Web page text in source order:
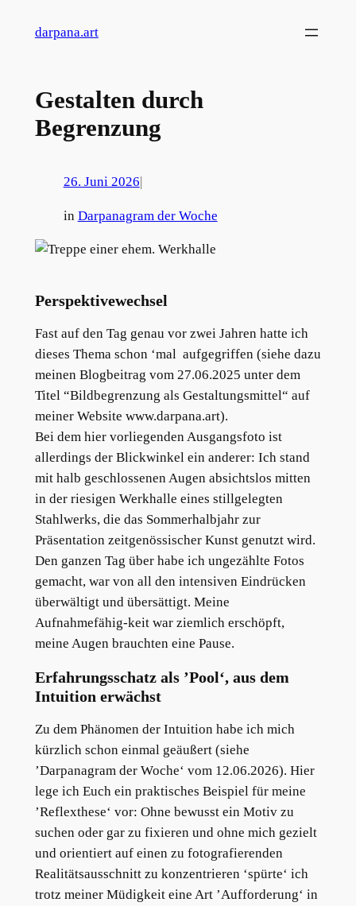
Inhaltdarpana.art
Gestalten durch
Begrenzung
26. Juni 2026|
in Darpanagram der Woche
Perspektivewechsel
Fast auf den Tag genau vor zwei Jahren hatte ich
dieses Thema schon ‘mal aufgegriffen (siehe dazu
meinen Blogbeitrag vom 27.06.2025 unter dem
Titel “Bildbegrenzung als Gestaltungsmittel“ auf
meiner Website www.darpana.art).
Bei dem hier vorliegenden Ausgangsfoto ist
allerdings der Blickwinkel ein anderer: Ich stand
mit halb geschlossenen Augen absichtslos mitten
in der riesigen Werkhalle eines stillgelegten
Stahlwerks, die das Sommerhalbjahr zur
Präsentation zeitgenössischer Kunst genutzt wird.
Den ganzen Tag über habe ich ungezählte Fotos
gemacht, war von all den intensiven Eindrücken
überwältigt und übersättigt. Meine
Aufnahmefähig-keit war ziemlich erschöpft,
meine Augen brauchten eine Pause.
Erfahrungsschatz als ’Pool‘, aus dem
Intuition erwächst
Zu dem Phänomen der Intuition habe ich mich
kürzlich schon einmal geäußert (siehe
’Darpanagram der Woche‘ vom 12.06.2026). Hier
lege ich Euch ein praktisches Beispiel für meine
’Reflexthese‘ vor: Ohne bewusst ein Motiv zu
suchen oder gar zu fixieren und ohne mich gezielt
und orientiert auf einen zu fotografierenden
Realitätsausschnitt zu konzentrieren ‘spürte‘ ich
trotz meiner Müdigkeit eine Art ’Aufforderung‘ in